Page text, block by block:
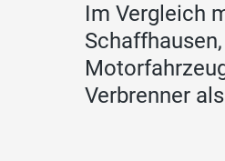
Im Vergleich
Verbrenner